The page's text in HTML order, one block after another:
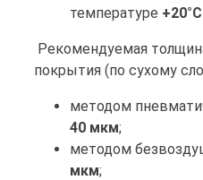
температуре +20°С
Рекомендуемая
покрытия (по сухому
методом
40 мкм;
методом
мкм;